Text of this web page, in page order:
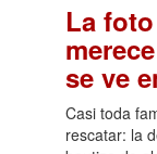
La
se ve
Casi toda
rescatar: la